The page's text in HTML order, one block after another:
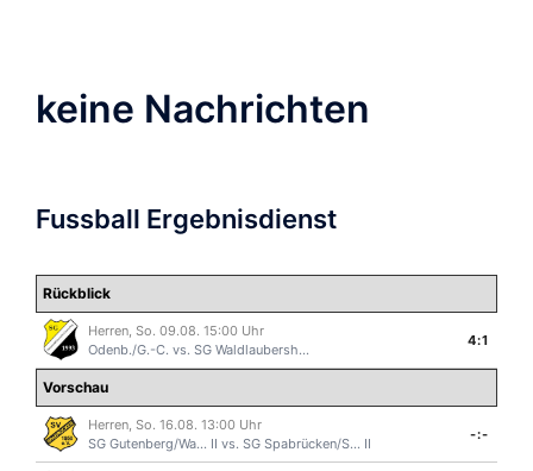
keine Nachrichten
Fussball Ergebnisdienst
Rückblick
Herren, So. 09.08. 15:00 Uhr
Odenb./G.-C. vs. SG Waldlaubersh...
4:1
Vorschau
Herren, So. 16.08. 13:00 Uhr
SG Gutenberg/Wa... II vs. SG Spabrücken/S... II
-:-